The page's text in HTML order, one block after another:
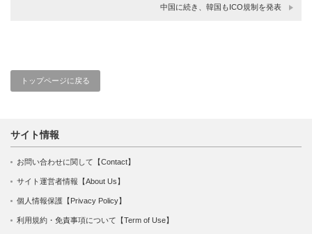
中国に続き、韓国もICO規制を発表
トップページに戻る
サイト情報
お問い合わせに関して【Contact】
サイト運営者情報【About Us】
個人情報保護【Privacy Policy】
利用規約・免責事項について【Term of Use】